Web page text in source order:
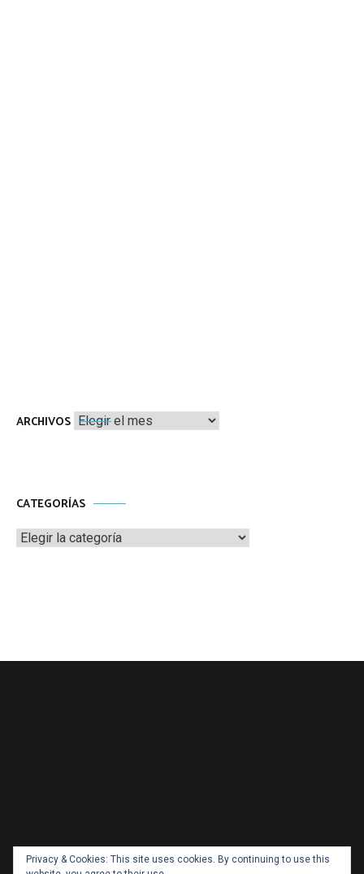
ARCHIVOS Archivos
CATEGORÍAS
Categorías
Privacy & Cookies: This site uses cookies. By continuing to use this